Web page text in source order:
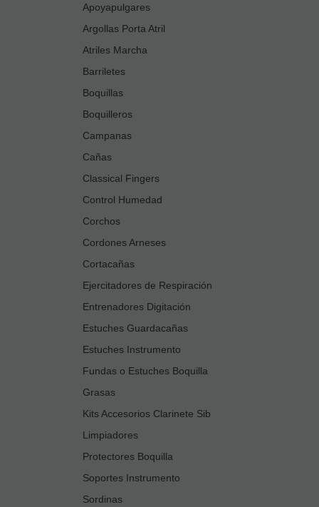
Apoyapulgares
Argollas Porta Atril
Atriles Marcha
Barriletes
Boquillas
Boquilleros
Campanas
Cañas
Classical Fingers
Control Humedad
Corchos
Cordones Arneses
Cortacañas
Ejercitadores de Respiración
Entrenadores Digitación
Estuches Guardacañas
Estuches Instrumento
Fundas o Estuches Boquilla
Grasas
Kits Accesorios Clarinete Sib
Limpiadores
Protectores Boquilla
Soportes Instrumento
Sordinas